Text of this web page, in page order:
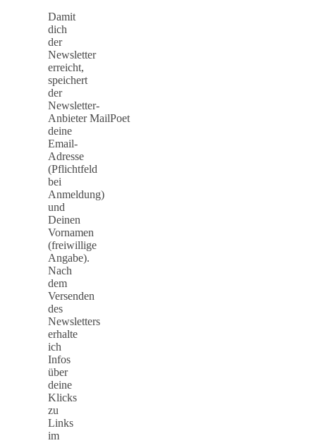
Damit
dich
der
Newsletter
erreicht,
speichert
der
Newsletter-
Anbieter MailPoet
deine
Email-
Adresse
(Pflichtfeld
bei
Anmeldung)
und
Deinen
Vornamen
(freiwillige
Angabe).
Nach
dem
Versenden
des
Newsletters
erhalte
ich
Infos
über
deine
Klicks
zu
Links
im